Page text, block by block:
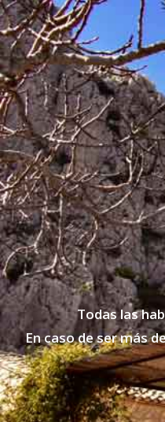
Todas las
En caso de ser más